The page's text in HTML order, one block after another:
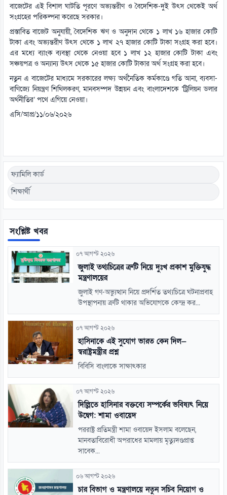
বাজেটের এই বিশাল ঘাটতি পূরণে অভ্যন্তরীণ ও বৈদেশিক-দুই উৎস থেকেই অর্থ
সংগ্রহের পরিকল্পনা করেছে সরকার।
প্রস্তাবিত বাজেট অনুযায়ী, বৈদেশিক ঋণ ও অনুদান থেকে ১ লাখ ১৬ হাজার কোটি
টাকা এবং অভ্যন্তরীণ উৎস থেকে ১ লাখ ২৭ হাজার কোটি টাকা সংগ্রহ করা হবে।
এর মধ্যে ব্যাংক ব্যবস্থা থেকে নেওয়া হবে ১ লাখ ১২ হাজার কোটি টাকা এবং
সঞ্চয়পত্র ও অন্যান্য উৎস থেকে ১৫ হাজার কোটি টাকার অর্থ সংগ্রহ করা হবে।
নতুন এ বাজেটের মাধ্যমে সরকারের লক্ষ্য অর্থনৈতিক কর্মকাণ্ডে গতি আনা, ব্যবসা-
বাণিজ্যে নিয়ন্ত্রণ শিথিলকরণ, মানবসম্পদ উন্নয়ন এবং বাংলাদেশকে ‘ট্রিলিয়ন ডলার
অর্থনীতির’ পথে এগিয়ে নেওয়া।
এসি/আপ্র/১১/০৬/২০২৬
ফ্যামিলি কার্ড
শিক্ষার্থী
সংশ্লিষ্ট খবর
০৭ আগস্ট ২০২৬
জুলাই তথ্যচিত্রের ত্রুটি নিয়ে দুঃখ প্রকাশ মুক্তিযুদ্ধ
মন্ত্রণালয়ের
জুলাই গণ-অভ্যুত্থান নিয়ে প্রদর্শিত তথ্যচিত্রে ঘটনাপ্রবাহ
উপস্থাপনায় ত্রুটি থাকার অভিযোগকে কেন্দ্র কর...
০৭ আগস্ট ২০২৬
হাসিনাকে এই সুযোগ ভারত কেন দিল—
স্বরাষ্ট্রমন্ত্রীর প্রশ্ন
বিবিসি বাংলাকে সাক্ষাৎকার
০৭ আগস্ট ২০২৬
দিল্লিতে হাসিনার বক্তব্যে সম্পর্কের ভবিষ্যৎ নিয়ে
উদ্বেগ: শামা ওবায়েদ
পররাষ্ট্র প্রতিমন্ত্রী শামা ওবায়েদ ইসলাম বলেছেন,
মানবতাবিরোধী অপরাধের মামলায় মৃত্যুদণ্ডপ্রাপ্ত
সাবেক...
০৬ আগস্ট ২০২৬
চার বিভাগ ও মন্ত্রণালয়ে নতুন সচিব নিয়োগ ও